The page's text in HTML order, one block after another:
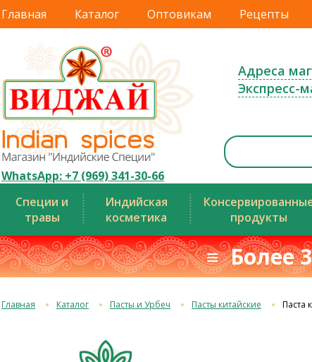
Главная Каталог Оптовикам Рецепты
WhatsApp: +7 (969) 341-30-66
Адреса
Экспресс-
Специи и
травы
Индийская
косметика
продукты
≡ Более
Главная Каталог Пасты и Урбеч Пасты китайские Паста